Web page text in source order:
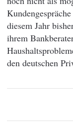
diesem Jahr
ihrem
den deutschen